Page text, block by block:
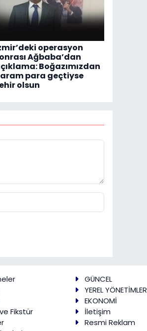
operasyon
Ağbaba’dan
Boğazımızdan
para geçtiyse
olsun
Fikstür
GÜNCEL
YEREL YÖNETİMLER
EKONOMİ
İletişim
Resmi Reklam